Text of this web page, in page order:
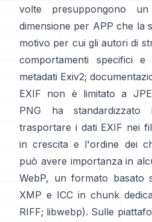
volte presuppongono
dimensione per APP che la
motivo per cui gli autori di
comportamenti specifici
metadati Exiv2;
EXIF non è limitato a
PNG ha
trasportare i dati EXIF nei
in crescita e l'ordine dei
può avere importanza in
WebP, un formato basato
XMP e ICC in chunk
RIFF; libwebp). Sulle